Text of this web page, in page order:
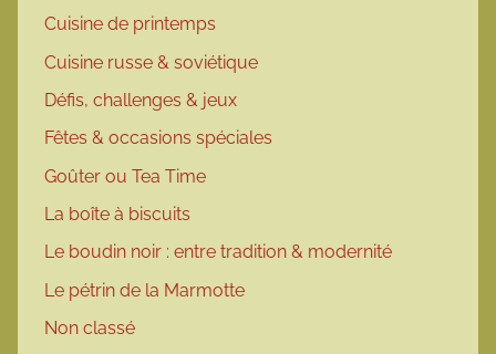
Cuisine de printemps
Cuisine russe & soviétique
Défis, challenges & jeux
Fêtes & occasions spéciales
Goûter ou Tea Time
La boîte à biscuits
Le boudin noir : entre tradition & modernité
Le pétrin de la Marmotte
Non classé